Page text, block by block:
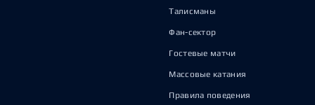
Талисманы
Фан-сектор
Гостевые матчи
Массовые катания
Правила поведения